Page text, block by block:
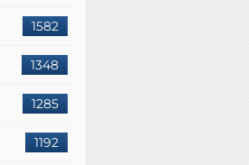
1582
1348
1285
1192